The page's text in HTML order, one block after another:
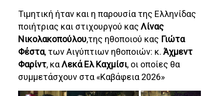
Τιμητική ήταν και η παρουσία της Ελληνίδας
ποιήτριας και στιχουργού καςΛίνας
Νικολακοπούλου,της ηθοποιού κας Γιώτα
Φέστα, των Αιγύπτιων ηθοποιών: κ.Άχμεντ
Φαρίντ, καΛεκά Ελ Καχμίσι, οι οποίες θα
συμμετάσχουν στα «Καβάφεια 2026»